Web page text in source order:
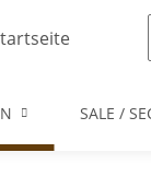
SALE /